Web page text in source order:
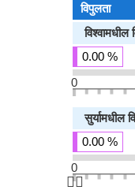
विपुलता
विश्वामधील
0.00 %
0
सुर्यामधील
0.00 %
0
👆🏻